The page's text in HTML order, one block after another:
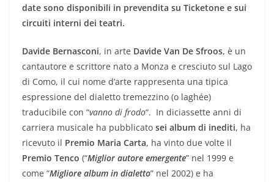
date sono disponibili in prevendita su Ticketone e sui
circuiti interni dei teatri.
Davide Bernasconi, in arte Davide Van De Sfroos, è un
cantautore e scrittore nato a Monza e cresciuto sul Lago
di Como, il cui nome d’arte rappresenta una tipica
espressione del dialetto tremezzino (o laghée)
traducibile con “vanno di frodo“. In diciassette anni di
carriera musicale ha pubblicato sei album di inediti, ha
ricevuto il Premio Maria Carta, ha vinto due volte il
Premio Tenco (“Miglior autore emergente” nel 1999 e
come “Migliore album in dialetto” nel 2002) e ha